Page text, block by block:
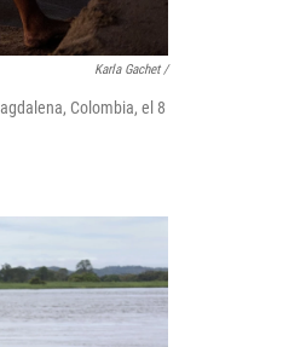
Karla Gachet /
Colombia, el 8